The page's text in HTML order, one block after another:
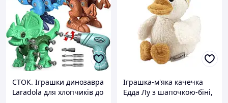
СТОК. Іграшки динозавра
Laradola для хлопчиків до
Іграшка-м'яка качечка
Едда Лу з шапочкою-біні,